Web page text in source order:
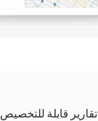
تقارير قابلة للتخصيص